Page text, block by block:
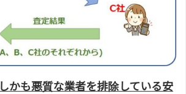
かも悪質な業者を排除している安